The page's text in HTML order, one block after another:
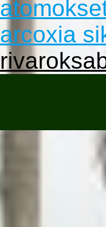
arcoxia